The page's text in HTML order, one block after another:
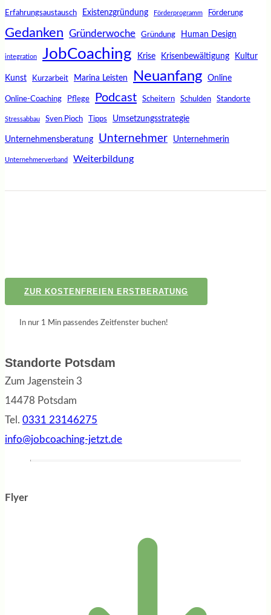
Erfahrungsaustausch Existenzgründung Förderprogramm Förderung
Gedanken Gründerwoche Gründung Human Design
integration JobCoaching Krise Krisenbewältigung Kultur
Kunst Kurzarbeit Marina Leisten Neuanfang Online
Online-Coaching Pflege Podcast Scheitern Schulden Standorte
Stressabbau Sven Pioch Tipps Umsetzungsstrategie
Unternehmensberatung Unternehmer Unternehmerin
Unternehmerverband Weiterbildung
ZUR KOSTENFREIEN ERSTBERATUNG
In nur 1 Min passendes Zeitfenster buchen!
Standorte Potsdam
Zum Jagenstein 3
14478 Potsdam
Tel. 0331 23146275
info@jobcoaching-jetzt.de
Flyer